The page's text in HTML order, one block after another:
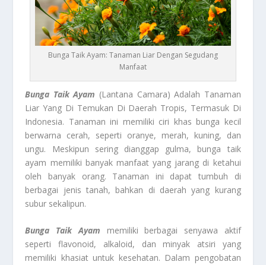
Bunga Taik Ayam: Tanaman Liar Dengan Segudang
Manfaat
Bunga Taik Ayam (Lantana Camara) Adalah Tanaman
Liar Yang Di Temukan Di Daerah Tropis, Termasuk Di
Indonesia. Tanaman ini memiliki ciri khas bunga kecil
berwarna cerah, seperti oranye, merah, kuning, dan
ungu. Meskipun sering dianggap gulma, bunga taik
ayam memiliki banyak manfaat yang jarang di ketahui
oleh banyak orang. Tanaman ini dapat tumbuh di
berbagai jenis tanah, bahkan di daerah yang kurang
subur sekalipun.
Bunga Taik Ayam memiliki berbagai senyawa aktif
seperti flavonoid, alkaloid, dan minyak atsiri yang
memiliki khasiat untuk kesehatan. Dalam pengobatan